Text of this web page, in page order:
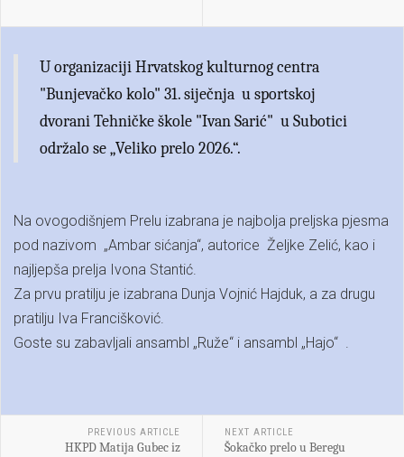
U organizaciji Hrvatskog kulturnog centra
"Bunjevačko kolo" 31. siječnja u sportskoj
dvorani Tehničke škole "Ivan Sarić" u Subotici
održalo se „Veliko prelo 2026.“.
Na ovogodišnjem Prelu izabrana je najbolja preljska pjesma
pod nazivom „Ambar sićanja“, autorice Željke Zelić, kao i
najljepša prelja Ivona Stantić.
Za prvu pratilju je izabrana Dunja Vojnić Hajduk, a za drugu
pratilju Iva Francišković.
Goste su zabavljali ansambl „Ruže“ i ansambl „Hajo“ .
PREVIOUS ARTICLE
HKPD Matija Gubec iz
NEXT ARTICLE
Šokačko prelo u Beregu